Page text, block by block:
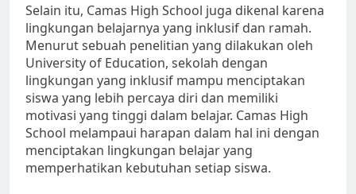
Selain itu, Camas High School juga dikenal karena
lingkungan belajarnya yang inklusif dan ramah.
Menurut sebuah penelitian yang dilakukan oleh
University of Education, sekolah dengan
lingkungan yang inklusif mampu menciptakan
siswa yang lebih percaya diri dan memiliki
motivasi yang tinggi dalam belajar. Camas High
School melampaui harapan dalam hal ini dengan
menciptakan lingkungan belajar yang
memperhatikan kebutuhan setiap siswa.